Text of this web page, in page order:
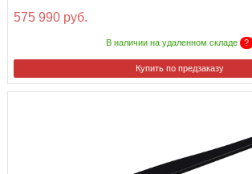
575 990 руб.
В наличии на удаленном складе ?
Купить по предзаказу